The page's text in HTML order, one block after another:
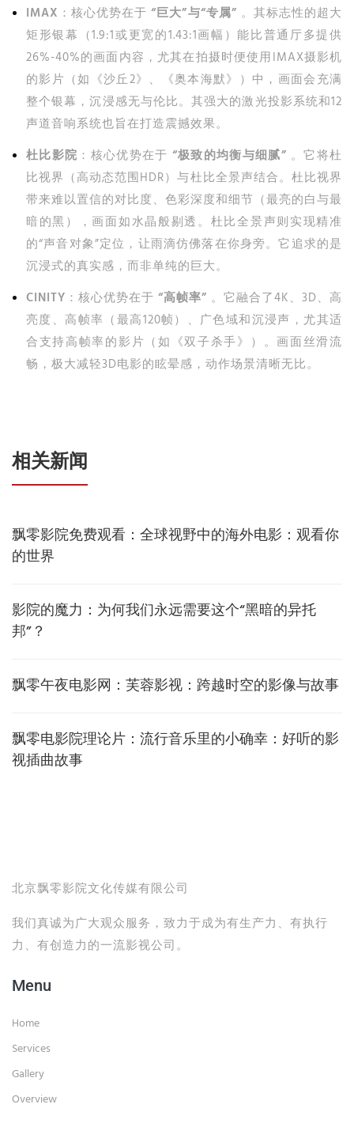
IMAX ：核心优势在于“巨大”与“专属” 。其标志性的超大
矩形银幕（1.9:1或更宽的1.43:1画幅）能比普通厅多提供
26%-40%的画面内容，尤其在拍摄时便使用IMAX摄影机
的影片（如《沙丘2》、《奥本海默》）中，画面会充满
整个银幕，沉浸感无与伦比。其强大的激光投影系统和12
声道音响系统也旨在打造震撼效果。
杜比影院 ：核心优势在于 “极致的均衡与细腻” 。它将杜
比视界（高动态范围HDR）与杜比全景声结合。杜比视界
带来难以置信的对比度、色彩深度和细节（最亮的白与最
暗的黑），画面如水晶般剔透。杜比全景声则实现精准
的“声音对象”定位，让雨滴仿佛落在你身旁。它追求的是
沉浸式的真实感，而非单纯的巨大。
CINITY ：核心优势在于 “高帧率” 。它融合了4K、3D、高
亮度、高帧率（最高120帧）、广色域和沉浸声，尤其适
合支持高帧率的影片（如《双子杀手》）。画面丝滑流
畅，极大减轻3D电影的眩晕感，动作场景清晰无比。
相关新闻
飘零影院免费观看：全球视野中的海外电影：观看你
的世界
影院的魔力：为何我们永远需要这个“黑暗的异托
邦”？
飘零午夜电影网：芙蓉影视：跨越时空的影像与故事
飘零电影院理论片：流行音乐里的小确幸：好听的影
视插曲故事
北京飘零影院文化传媒有限公司
我们真诚为广大观众服务，致力于成为有生产力、有执行
力、有创造力的一流影视公司。
Menu
Home
Services
Gallery
Overview